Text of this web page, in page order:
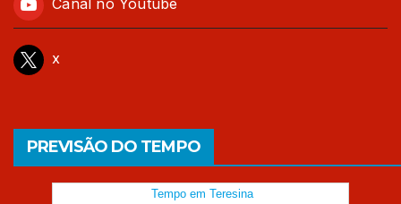
Canal no Youtube
x
PREVISÃO DO TEMPO